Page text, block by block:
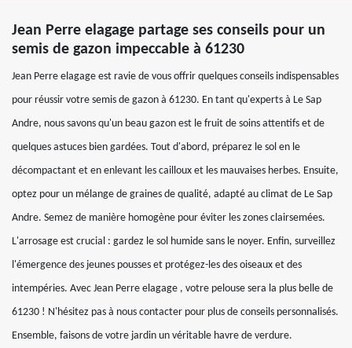
Jean Perre elagage partage ses conseils pour un
semis de gazon impeccable à 61230
Jean Perre elagage est ravie de vous offrir quelques conseils indispensables
pour réussir votre semis de gazon à 61230. En tant qu'experts à Le Sap
Andre, nous savons qu'un beau gazon est le fruit de soins attentifs et de
quelques astuces bien gardées. Tout d'abord, préparez le sol en le
décompactant et en enlevant les cailloux et les mauvaises herbes. Ensuite,
optez pour un mélange de graines de qualité, adapté au climat de Le Sap
Andre. Semez de manière homogène pour éviter les zones clairsemées.
L'arrosage est crucial : gardez le sol humide sans le noyer. Enfin, surveillez
l'émergence des jeunes pousses et protégez-les des oiseaux et des
intempéries. Avec Jean Perre elagage , votre pelouse sera la plus belle de
61230 ! N'hésitez pas à nous contacter pour plus de conseils personnalisés.
Ensemble, faisons de votre jardin un véritable havre de verdure.